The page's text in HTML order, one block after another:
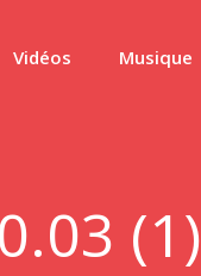
Vidéos Musique
(1)